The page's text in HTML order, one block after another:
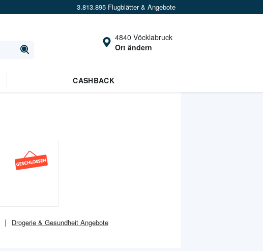
3.813.895 Flugblätter & Angebote
4840 Vöcklabruck
Ort ändern
CASHBACK
Drogerie & Gesundheit Angebote